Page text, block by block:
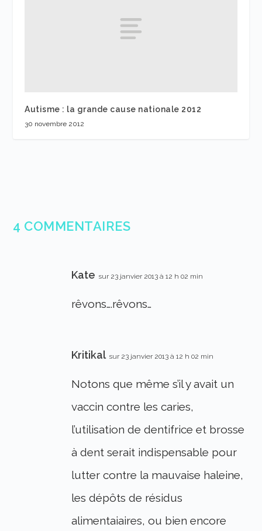
Autisme : la grande cause nationale 2012
30 novembre 2012
4 COMMENTAIRES
Kate sur 23 janvier 2013 à 12 h 02 min
rêvons….rêvons…
Kritikal sur 23 janvier 2013 à 12 h 02 min
Notons que même s’il y avait un
vaccin contre les caries,
l’utilisation de dentifrice et brosse
à dent serait indispensable pour
lutter contre la mauvaise haleine,
les dépôts de résidus
alimentaiaires, ou bien encore